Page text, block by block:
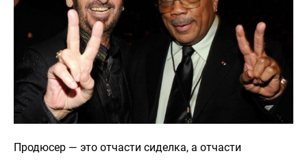
Продюсер — это отчасти сиделка, а отчасти